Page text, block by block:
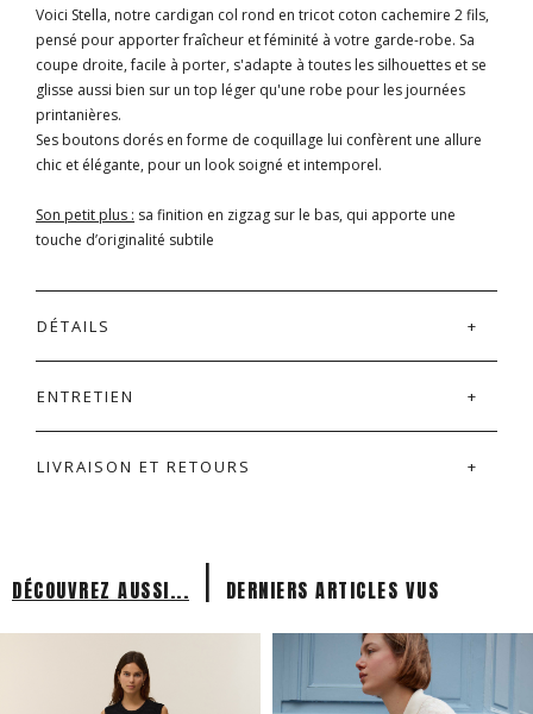
Voici Stella, notre cardigan col rond en tricot coton cachemire 2 fils,
pensé pour apporter fraîcheur et féminité à votre garde-robe. Sa
coupe droite, facile à porter, s'adapte à toutes les silhouettes et se
glisse aussi bien sur un top léger qu'une robe pour les journées
printanières.
Ses boutons dorés en forme de coquillage lui confèrent une allure
chic et élégante, pour un look soigné et intemporel.
Son petit plus : sa finition en zigzag sur le bas, qui apporte une
touche d’originalité subtile
DÉTAILS
ENTRETIEN
LIVRAISON ET RETOURS
DÉCOUVREZ AUSSI... | DERNIERS ARTICLES VUS